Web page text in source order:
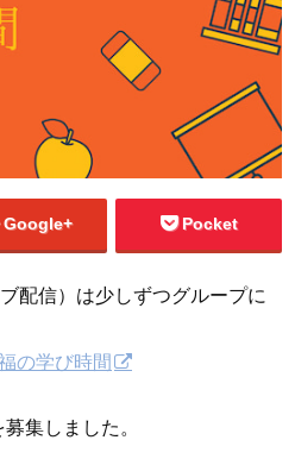
Google+ Pocket
配信）は少しずつグループに
の学び時間
集しました。